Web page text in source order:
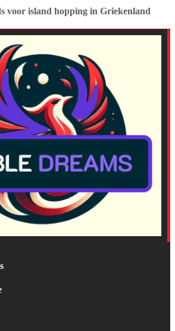
voor island hopping in Griekenland